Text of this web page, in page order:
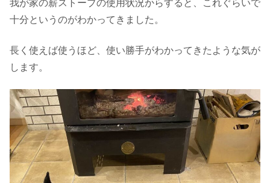
我が家の薪ストーブの使用状況からすると、これぐらいで
十分というのがわかってきました。
長く使えば使うほど、使い勝手がわかってきたような気が
します。